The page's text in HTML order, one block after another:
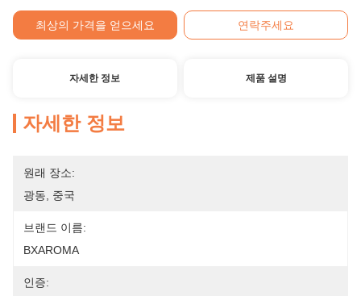
최상의 가격을 얻으세요 연락주세요
자세한 정보 제품 설명
자세한 정보
원래 장소:
광동, 중국
브랜드 이름:
BXAROMA
인증: